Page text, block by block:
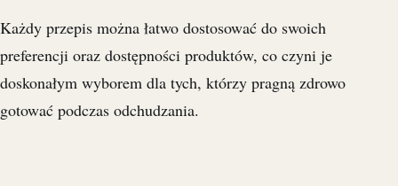
Każdy przepis można łatwo dostosować do swoich
preferencji oraz dostępności produktów, co czyni je
doskonałym wyborem dla tych, którzy pragną zdrowo
gotować podczas odchudzania.